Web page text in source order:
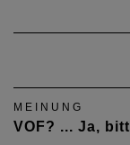
MEINUNG
VOF? ... Ja,